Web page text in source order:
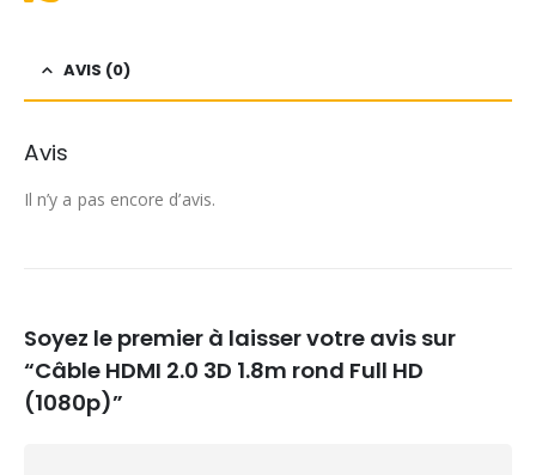
AVIS (0)
Avis
Il n’y a pas encore d’avis.
Soyez le premier à laisser votre avis sur
“Câble HDMI 2.0 3D 1.8m rond Full HD
(1080p)”